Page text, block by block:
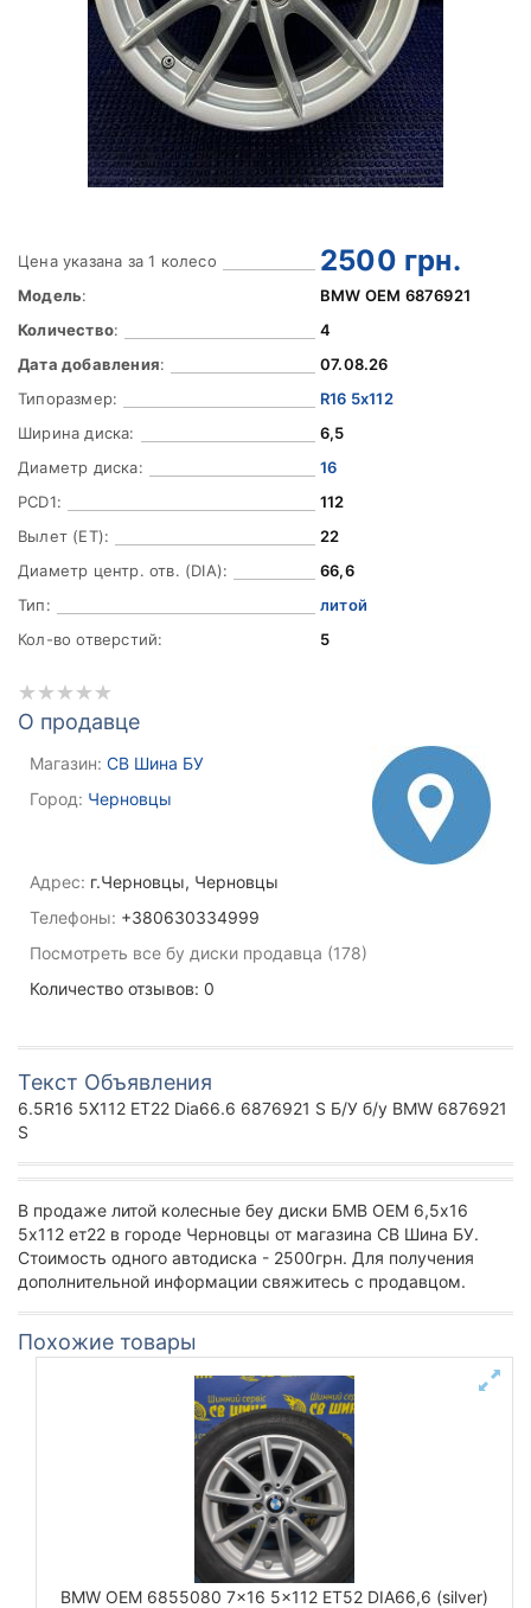
Цена указана за 1 колесо 2500 грн.
Модель:
BMW OEM 6876921
Количество:
4
Дата добавления:
07.08.26
Типоразмер:
R16 5x112
Ширина диска:
6,5
Диаметр диска:
16
PCD1:
112
Вылет (ET):
22
Диаметр центр. отв. (DIA):
66,6
Тип:
литой
Кол-во отверстий:
5
О продавце
Магазин: СВ Шина БУ
Город: Черновцы
Адрес: г.Черновцы, Черновцы
Телефоны: +380630334999
Посмотреть все бу диски продавца (178)
Количество отзывов: 0
Текст Объявления
6.5R16 5X112 ET22 Dia66.6 6876921 S Б/У б/у BMW 6876921
S
В продаже литой колесные беу диски БМВ ОЕМ 6,5х16
5х112 ет22 в городе Черновцы от магазина СВ Шина БУ.
Стоимость одного автодиска - 2500грн. Для получения
дополнительной информации свяжитесь с продавцом.
Похожие товары
BMW OEM 6855080 7x16 5x112 ET52 DIA66,6 (silver)